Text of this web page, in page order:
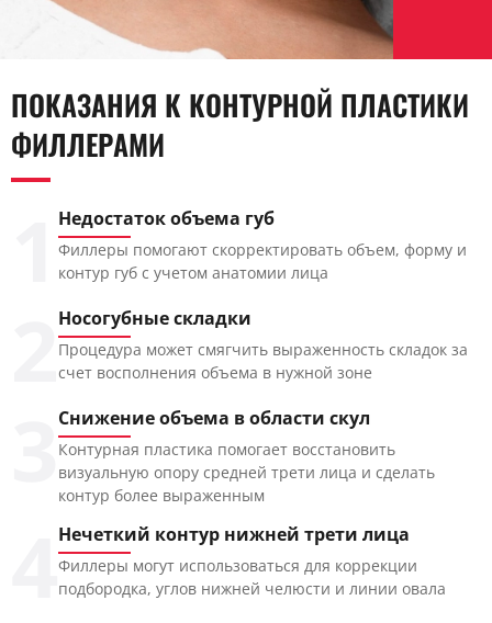
ПОКАЗАНИЯ К КОНТУРНОЙ ПЛАСТИКИ
ФИЛЛЕРАМИ
Недостаток объема губ
Филлеры помогают скорректировать объем, форму и
контур губ с учетом анатомии лица
Носогубные складки
Процедура может смягчить выраженность складок за
счет восполнения объема в нужной зоне
Снижение объема в области скул
Контурная пластика помогает восстановить
визуальную опору средней трети лица и сделать
контур более выраженным
Нечеткий контур нижней трети лица
Филлеры могут использоваться для коррекции
подбородка, углов нижней челюсти и линии овала